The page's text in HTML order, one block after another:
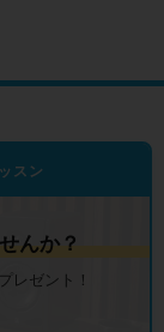
スン
んか？
レゼント！